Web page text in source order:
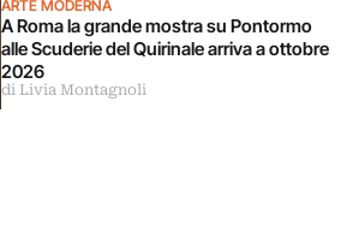
ARTE MODERNA
A Roma la grande mostra su Pontormo
alle Scuderie del Quirinale arriva a ottobre
2026
di Livia Montagnoli